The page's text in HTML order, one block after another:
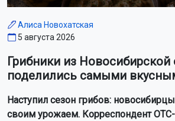
Алиса Новохатская
5 августа 2026
Грибники из Новосибирской
поделились самыми
Наступил сезон грибов:
своим урожаем. Корреспондент ОТС-